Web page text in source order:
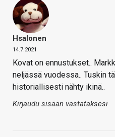
Hsalonen
14.7.2021
Kovat on ennustukset..
neljässä vuodessa.. Tuskin
historiallisesti nähty ikinä..
Kirjaudu sisään vastataksesi